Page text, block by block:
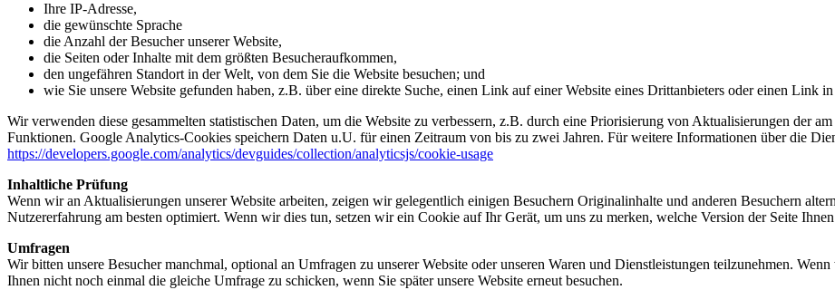
Ihre IP-Adresse,
die gewünschte Sprache
die Anzahl der Besucher unserer Website,
die Seiten oder Inhalte mit dem größten Besucheraufkommen,
den ungefähren Standort in der Welt, von dem Sie die Website besuchen; und
wie Sie unsere Website gefunden haben, z.B. über eine direkte Suche, einen Link auf einer Website eines Drittanbieters oder einen Link
Wir verwenden diese gesammelten statistischen Daten, um die Website zu verbessern, z.B. durch eine Priorisierung von Aktualisierungen der
Funktionen. Google Analytics-Cookies speichern Daten u.U. für einen Zeitraum von bis zu zwei Jahren. Für weitere Informationen über die
https://developers.google.com/analytics/devguides/collection/analyticsjs/cookie-usage
Inhaltliche Prüfung
Wenn wir an Aktualisierungen unserer Website arbeiten, zeigen wir gelegentlich einigen Besuchern Originalinhalte und anderen Besuchern
Nutzererfahrung am besten optimiert. Wenn wir dies tun, setzen wir ein Cookie auf Ihr Gerät, um uns zu merken, welche Version der Seite
Umfragen
Wir bitten unsere Besucher manchmal, optional an Umfragen zu unserer Website oder unseren Waren und Dienstleistungen teilzunehmen.
Ihnen nicht noch einmal die gleiche Umfrage zu schicken, wenn Sie später unsere Website erneut besuchen.